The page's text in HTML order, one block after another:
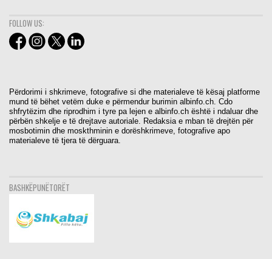
FOLLOW US:
Përdorimi i shkrimeve, fotografive si dhe materialeve të kësaj platforme
mund të bëhet vetëm duke e përmendur burimin albinfo.ch. Cdo
shfrytëzim dhe riprodhim i tyre pa lejen e albinfo.ch është i ndaluar dhe
përbën shkelje e të drejtave autoriale. Redaksia e mban të drejtën për
mosbotimin dhe moskthminin e dorëshkrimeve, fotografive apo
materialeve të tjera të dërguara.
BASHKËPUNËTORËT